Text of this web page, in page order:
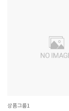
상품그룹1